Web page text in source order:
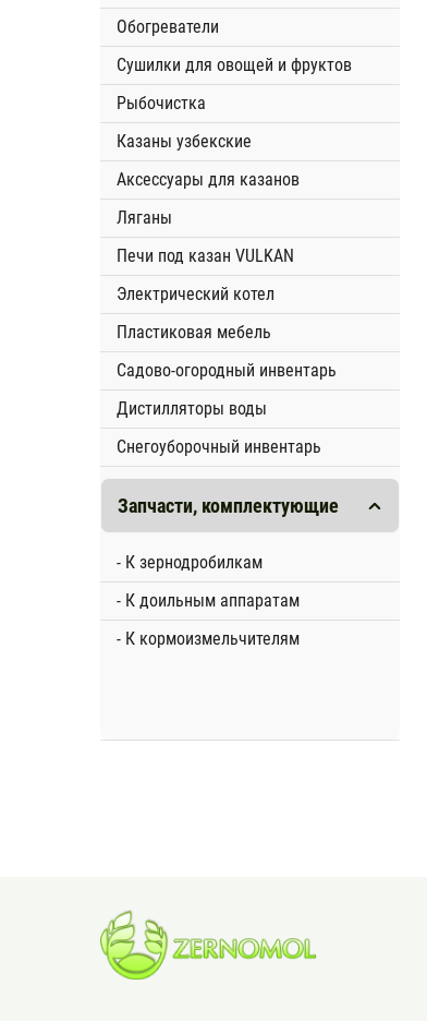
Обогреватели
Сушилки для овощей и фруктов
Рыбочистка
Казаны узбекские
Аксессуары для казанов
Ляганы
Печи под казан VULKAN
Электрический котел
Пластиковая мебель
Садово-огородный инвентарь
Дистилляторы воды
Снегоуборочный инвентарь
Запчасти, комплектующие
- К зернодробилкам
- К доильным аппаратам
- К кормоизмельчителям